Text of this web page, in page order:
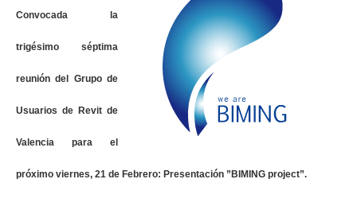
Convocada la
trigésimo séptima
reunión del Grupo de
Usuarios de Revit de
Valencia para el
próximo viernes, 21 de Febrero: Presentación ”BIMING project”.